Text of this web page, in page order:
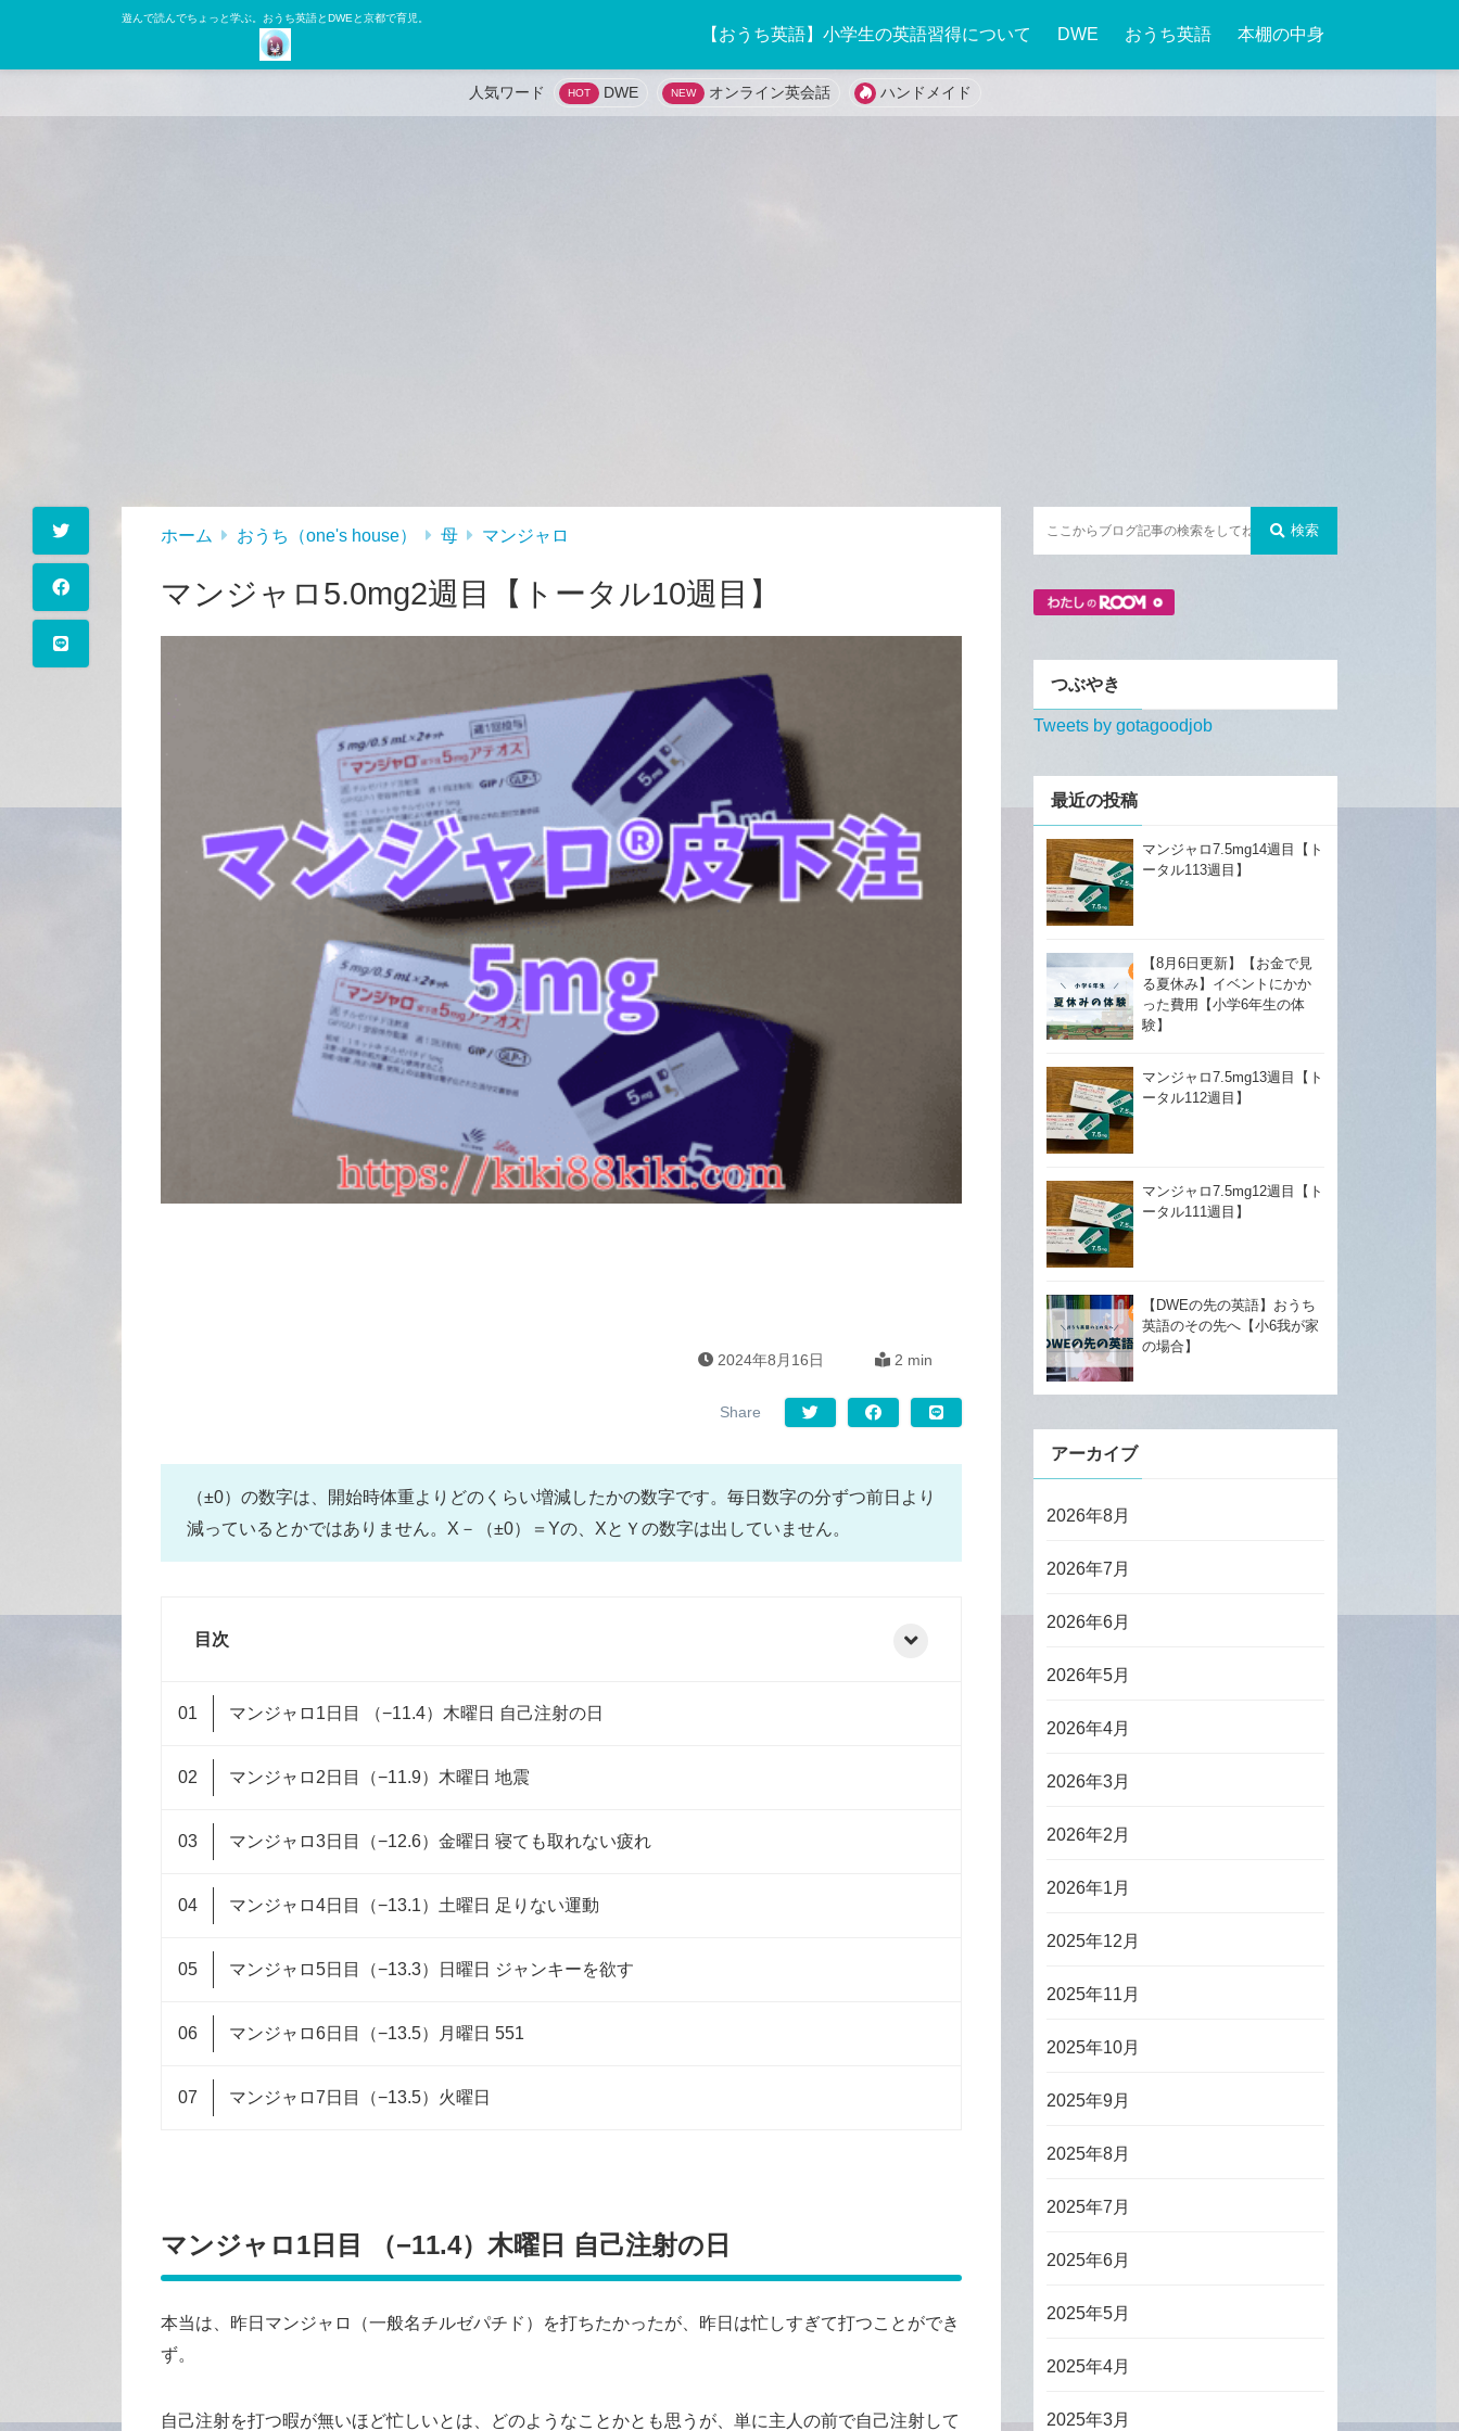
遊んで読んでちょっと学ぶ。おうち英語とDWEと京都で育児。
【おうち英語】小学生の英語習得について DWE おうち英語 本棚の中身
DWE オンライン英会話 ハンドメイド
ホーム おうち（one's house） 母 マンジャロ
マンジャロ5.0mg2週目【トータル10週目】
2024年8月16日 2 min
（±0）の数字は、開始時体重よりどのくらい増減したかの数字です。毎日数字の分ずつ前日より
減っているとかではありません。X－（±0）＝Yの、XとＹの数字は出していません。
目次
マンジャロ1日目 （−11.4）木曜日 自己注射の日
マンジャロ2日目（−11.9）木曜日 地震
マンジャロ3日目（−12.6）金曜日 寝ても取れない疲れ
マンジャロ4日目（−13.1）土曜日 足りない運動
マンジャロ5日目（−13.3）日曜日 ジャンキーを欲す
マンジャロ6日目（−13.5）月曜日 551
マンジャロ7日目（−13.5）火曜日
マンジャロ1日目 （−11.4）木曜日 自己注射の日
本当は、昨日マンジャロ（一般名チルゼパチド）を打ちたかったが、昨日は忙しすぎて打つことができ
ず。
自己注射を打つ暇が無いほど忙しいとは、どのようなことかとも思うが、単に主人の前で自己注射して
検索
つぶやき
Tweets by gotagoodjob
最近の投稿
マンジャロ7.5mg14週目【ト
ータル113週目】
【8月6日更新】【お金で見
る夏休み】イベントにかか
った費用【小学6年生の体
験】
マンジャロ7.5mg13週目【ト
ータル112週目】
マンジャロ7.5mg12週目【ト
ータル111週目】
【DWEの先の英語】おうち
英語のその先へ【小6我が家
の場合】
アーカイブ
2026年8月
2026年7月
2026年6月
2026年5月
2026年4月
2026年3月
2026年2月
2026年1月
2025年12月
2025年11月
2025年10月
2025年9月
2025年8月
2025年7月
2025年6月
2025年5月
2025年4月
2025年3月